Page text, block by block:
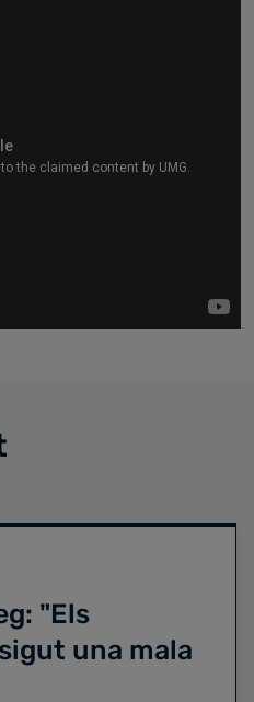
"Els
una mala